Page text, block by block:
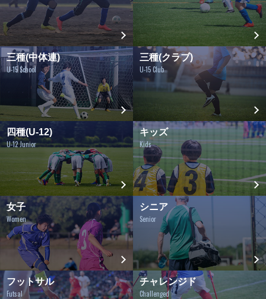
三種(中体連)
U-15 School
三種(クラブ)
U-15 Club
四種(U-12)
U-12 Junior
キッズ
Kids
女子
Women
シニア
Senior
フットサル
Futsal
チャレンジド
Challenged